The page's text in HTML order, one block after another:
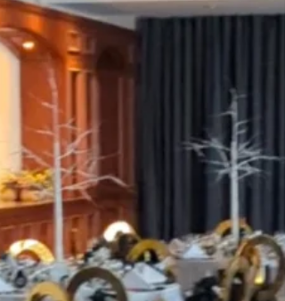
avoir tes services de DJ et d'animateur de la
scène. DJ animateur : Charles-André Labbé.
Endroit : Ville de Dollard-des-Ormeaux